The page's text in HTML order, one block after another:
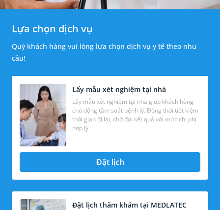
Lựa chọn dịch vụ
Quý khách hàng vui lòng lựa chọn dịch vụ y tế theo nhu
cầu!
Lấy mẫu xét nghiệm tại nhà
Lấy mẫu xét nghiệm tại nhà giúp khách hàng
chủ động tầm soát bệnh lý. Đồng thời tiết kiệm
thời gian đi lại, chờ đợi kết quả với mức chi phí
hợp lý.
Đặt lịch
Đặt lịch thăm khám tại MEDLATEC